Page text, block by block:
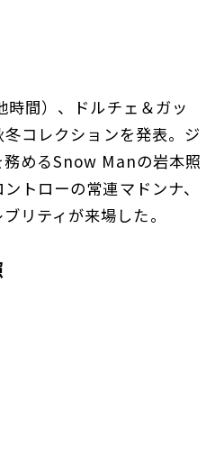
間）、ドルチェ＆ガッ
コレクションを発表。ジ
務めるSnow Manの岩本照
トローの常連マドンナ、
リティが来場した。